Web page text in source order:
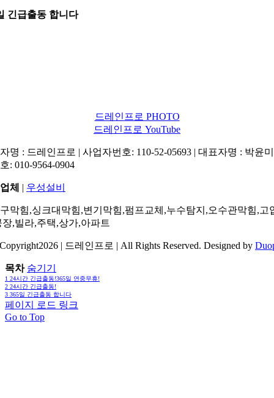
긴급출동 합니다
드레인프로 PHOTO
드레인프로 YouTube
명 : 드레인프로 | 사업자번호: 110-52-05693 | 대표자명 : 박윤
: 010-9564-0904
체 | 우성설비
막힘,싱크대막힘,변기막힘,펌프교체,누수탐지,오수관막힘,고
장,빌라,주택,상가,아파트
| 드레인프로 | All Rights Reserved. Designed by
목차 숨기기
1 24시간 긴급출동!365일 연중무휴!
2 24시간 긴급출동!
3 365일 긴급출동 합니다
페이지 로드 링크
Go to Top